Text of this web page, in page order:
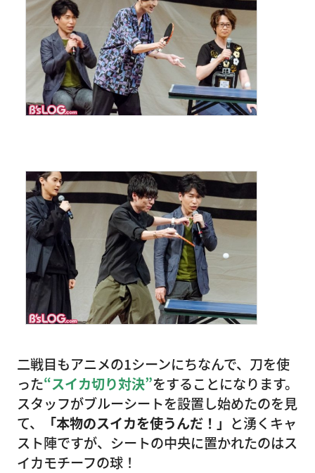
二戦目もアニメの1シーンにちなんで、刀を使
った“スイカ切り対決”をすることになります。
スタッフがブルーシートを設置し始めたのを見
て、
「本物のスイカを使うんだ！」 と湧くキャ
スト陣ですが、シートの中央に置かれたのはス
イカモチーフの球！